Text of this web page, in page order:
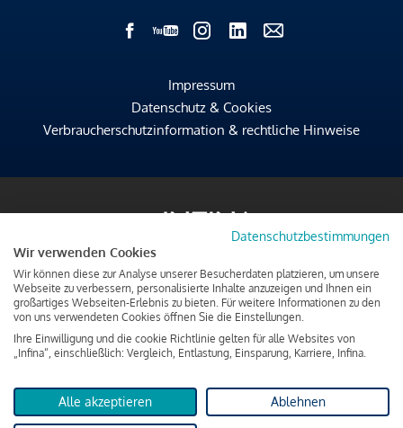
Impressum
Datenschutz & Cookies
Verbraucherschutzinformation & rechtliche Hinweise
Datenschutzbestimmungen
Wir verwenden Cookies
Wir können diese zur Analyse unserer Besucherdaten platzieren, um unsere
Webseite zu verbessern, personalisierte Inhalte anzuzeigen und Ihnen ein
großartiges Webseiten-Erlebnis zu bieten. Für weitere Informationen zu den
von uns verwendeten Cookies öffnen Sie die Einstellungen.
Ihre Einwilligung und die cookie Richtlinie gelten für alle Websites von
„Infina“, einschließlich: Vergleich, Entlastung, Einsparung, Karriere, Infina.
Alle akzeptieren Ablehnen